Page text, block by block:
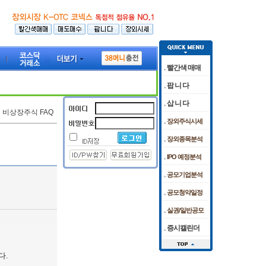
비상장주식 FAQ
.
빨간색 매매
팝 니 다
삽 니 다
장외주식시세
장외종목분석
IPO 예정분석
공모기업분석
공모청약일정
실권/일반공모
증시캘린더